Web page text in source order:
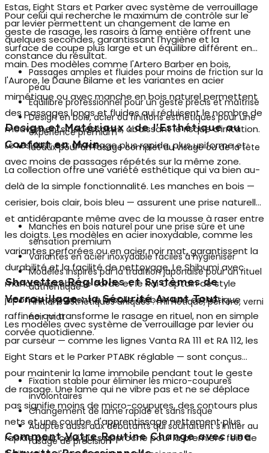
Estas, Eight Stars et Parker avec système de verrouillage
par levier permettent un changement de lame en
quelques secondes, garantissant l'hygiène et la
constance du résultat.
Pour celui qui recherche le maximum de contrôle sur le
geste de rasage, les rasoirs à lame entière offrent une
surface de coupe plus large et un équilibre différent en
main. Des modèles comme l'Artero Barber en bois,
l'Aurore, le Daune Bilame et les variantes en acier
mimétique ou avec manche en bois naturel permettent
des passages longs et fluides qui réduisent le nombre de
mouvements nécessaires, abaissant le risque d'irritation.
Le résultat est un rasage plus rapide, plus uniforme et
avec moins de passages répétés sur la même zone.
Passages amples et fluides pour moins de friction sur la
peau
Équilibre professionnel pour un geste précis et maîtrisé
Design en bois, acier ou finitions esthétiques pour une
expérience premium
Idéaux pour un rasage complet du visage ou de la tête
Design et Matériaux : de l'Esthétique au
Confort en Main
La collection offre une variété esthétique qui va bien au-
delà de la simple fonctionnalité. Les manches en bois —
cerisier, bois clair, bois bleu — assurent une prise naturelle
et antidérapante même avec de la mousse à raser entre
les doigts. Les modèles en acier inoxydable, comme les
variantes perforées ou en acier noir mat, garantissent la
durabilité et la facilité de nettoyage. Le Shibumi avec
manche enrobé de corde et le Kai Captain de style
japonais apportent à la salle de bain une esthétique
raffinée qui transforme le rasage en rituel, non en simple
corvée quotidienne.
Manches en bois naturel pour une prise sûre et une
sensation premium
Variantes en acier inoxydable faciles à hygiéniser
Modèles inspirés par la tradition japonaise pour un rituel
authentique
Finitions esthétiques uniques : mimétique, perforé, verni
noir mat
Shavettes Réglables et Systèmes de
Verrouillage : la Sécurité Avant Tout
Les modèles avecsystème de verrouillage par levier ou
par curseur — comme les lignes Vanta RA 111 et RA 112, les
Eight Stars et le Parker PTABK réglable — sont conçus
pour maintenir la lame immobile pendant tout le geste
de rasage. Une lame qui ne vibre pas et ne se déplace
pas signifie moins de micro-coupures, des contours plus
nets et une courbe d'apprentissage nettement plus
rapide pour celui qui s'approche pour la première fois de
Fixation stable pour éliminer les micro-coupures
involontaires
Changement de lame rapide et sans risque
Adaptés aussi aux débutants qui souhaitent s'initier au
rasage de précision
Comment Votre Routine Change avec une